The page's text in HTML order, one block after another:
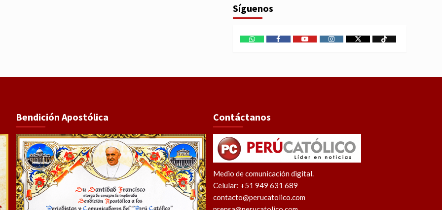
Síguenos
WhatsAppFacebookYoutubeInstagram
X TikTok
Bendición Apostólica Contáctanos
Medio de comunicación digital.
Celular: +51 949 631 689
contacto@perucatolico.com